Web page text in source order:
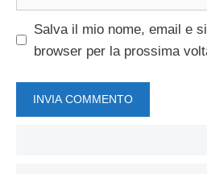
Salva il mio nome, email e
browser per la prossima